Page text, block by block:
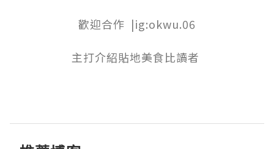
歡迎合作  |ig:okwu.06
主打介紹貼地美食比讀者